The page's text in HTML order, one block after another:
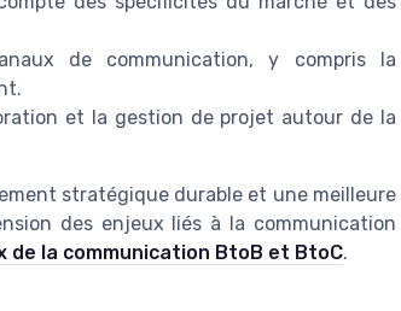
de communication, y compris la
et la gestion de projet autour de la
stratégique durable et une meilleure
des enjeux liés à la communication
de la communication BtoB et BtoC.